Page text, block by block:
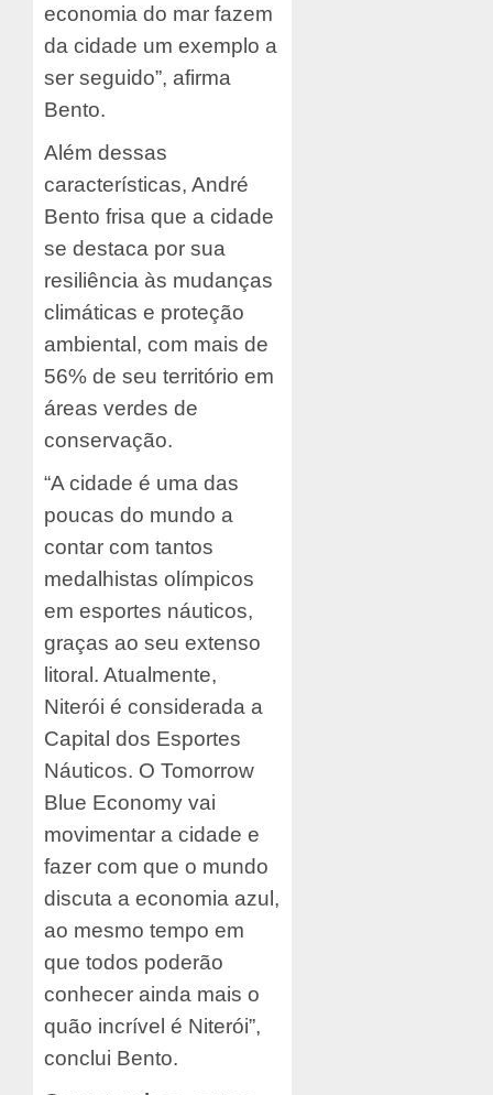
economia do mar fazem
da cidade um exemplo a
ser seguido”, afirma
Bento.
Além dessas
características, André
Bento frisa que a cidade
se destaca por sua
resiliência às mudanças
climáticas e proteção
ambiental, com mais de
56% de seu território em
áreas verdes de
conservação.
“A cidade é uma das
poucas do mundo a
contar com tantos
medalhistas olímpicos
em esportes náuticos,
graças ao seu extenso
litoral. Atualmente,
Niterói é considerada a
Capital dos Esportes
Náuticos. O Tomorrow
Blue Economy vai
movimentar a cidade e
fazer com que o mundo
discuta a economia azul,
ao mesmo tempo em
que todos poderão
conhecer ainda mais o
quão incrível é Niterói”,
conclui Bento.